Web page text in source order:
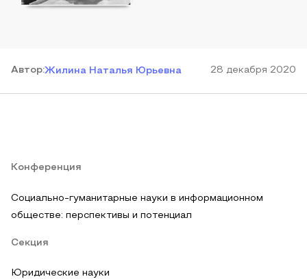
Автор:Жилина Наталья Юрьевна 28 декабря 2020
Конференция
Социально-гуманитарные науки в информационном
обществе: перспективы и потенциал
Секция
Юридические науки